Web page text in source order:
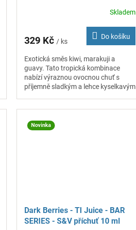
Skladem
329 Kč / ks
Do košíku
Exotická směs kiwi, marakuji a
guavy. Tato tropická kombinace
nabízí výraznou ovocnou chuť s
příjemně sladkým a lehce kyselkavým
Novinka
Dark Berries - TI Juice - BAR
SERIES - S&V příchuť 10 ml